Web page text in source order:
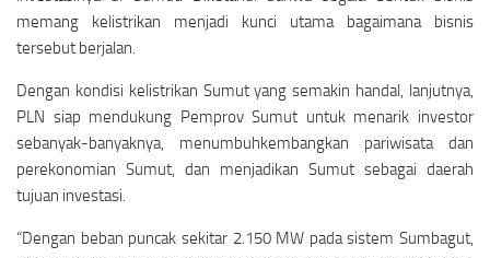
memang kelistrikan menjadi kunci utama bagaimana bisnis
tersebut berjalan.
Dengan kondisi kelistrikan Sumut yang semakin handal, lanjutnya,
PLN siap mendukung Pemprov Sumut untuk menarik investor
sebanyak-banyaknya, menumbuhkembangkan pariwisata dan
perekonomian Sumut, dan menjadikan Sumut sebagai daerah
tujuan investasi.
“Dengan beban puncak sekitar 2.150 MW pada sistem Sumbagut,